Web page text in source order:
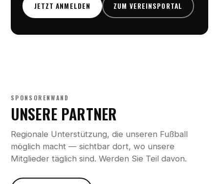
JETZT ANMELDEN
ZUM VEREINSPORTAL
SPONSORENWAND
UNSERE PARTNER
Regionale Unterstützung, die unseren Fußball
möglich macht — sichtbar dort, wo unsere
Mitglieder täglich sind. Werden Sie Teil davon.